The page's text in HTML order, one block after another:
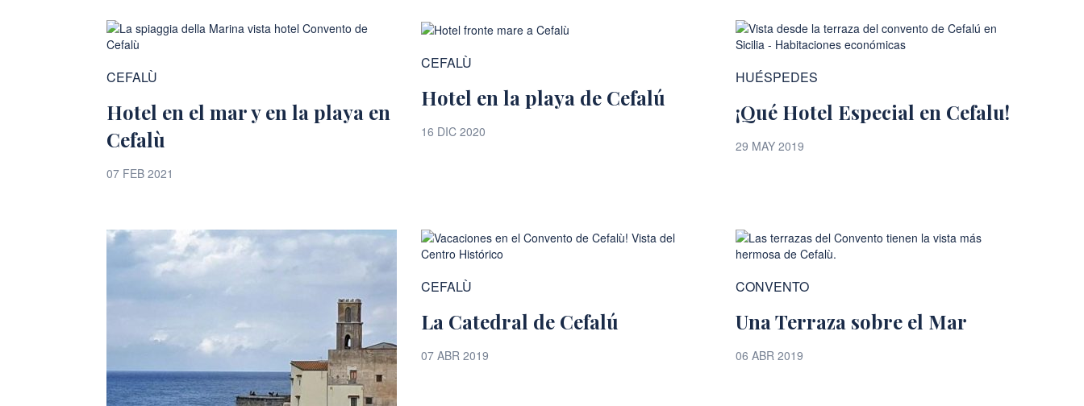
CEFALÙ
Hotel en el mar y en la playa en
Cefalù
07 FEB 2021
CEFALÙ
Hotel en la playa de Cefalú
16 DIC 2020
HUÉSPEDES
¡Qué Hotel Especial en Cefalu!
29 MAY 2019
CEFALÙ
La Catedral de Cefalú
07 ABR 2019
CONVENTO
Una Terraza sobre el Mar
06 ABR 2019